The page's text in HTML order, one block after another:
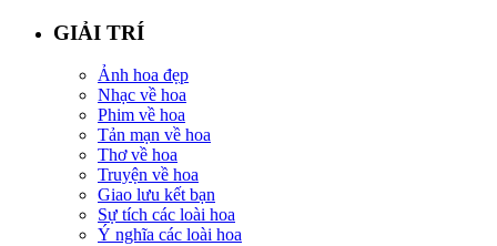
GIẢI TRÍ
Ảnh hoa đẹp
Nhạc về hoa
Phim về hoa
Tản mạn về hoa
Thơ về hoa
Truyện về hoa
Giao lưu kết bạn
Sự tích các loài hoa
Ý nghĩa các loài hoa